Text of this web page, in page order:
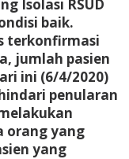
Isolasi RSUD
baik.
terkonfirmasi
jumlah pasien
ini (6/4/2020)
penularan
orang yang
yang